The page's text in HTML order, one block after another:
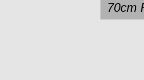
70cm